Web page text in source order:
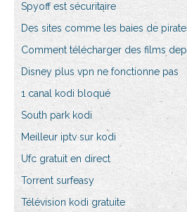
Spyoff est sécuritaire
Des sites comme les baies de
Comment télécharger des films
Disney plus vpn ne fonctionne pas
1 canal kodi bloqué
South park kodi
Meilleur iptv sur kodi
Ufc gratuit en direct
Torrent surfeasy
Télévision kodi gratuite